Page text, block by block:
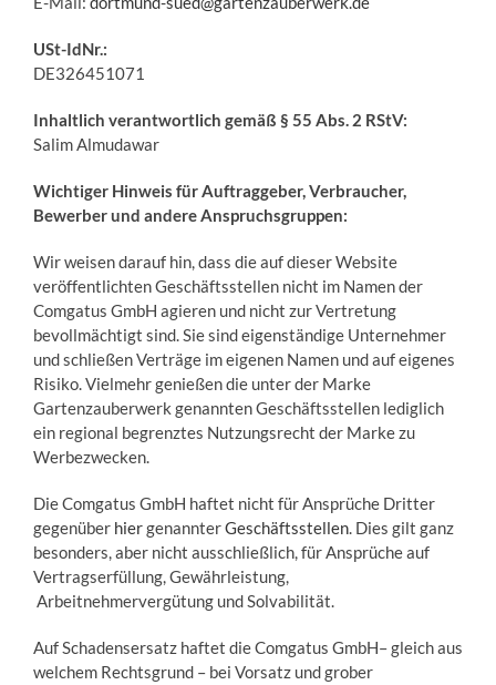
USt-IdNr.:
DE326451071
Inhaltlich verantwortlich gemäß § 55 Abs. 2 RStV:
Salim Almudawar
Wichtiger Hinweis für Auftraggeber, Verbraucher,
Bewerber und andere Anspruchsgruppen:
Wir weisen darauf hin, dass die auf dieser Website
veröffentlichten Geschäftsstellen nicht im Namen der
Comgatus GmbH agieren und nicht zur Vertretung
bevollmächtigt sind. Sie sind eigenständige Unternehmer
und schließen Verträge im eigenen Namen und auf eigenes
Risiko. Vielmehr genießen die unter der Marke
Gartenzauberwerk genannten Geschäftsstellen lediglich
ein regional begrenztes Nutzungsrecht der Marke zu
Werbezwecken.
Die Comgatus GmbH haftet nicht für Ansprüche Dritter
gegenüber hiergenannterGeschäftsstellen. Dies gilt ganz
besonders, aber nicht ausschließlich, für Ansprüche auf
Vertragserfüllung, Gewährleistung,
Arbeitnehmervergütung und Solvabilität.
Auf Schadensersatz haftet die Comgatus GmbH– gleich aus
welchem Rechtsgrund – bei Vorsatz und grober